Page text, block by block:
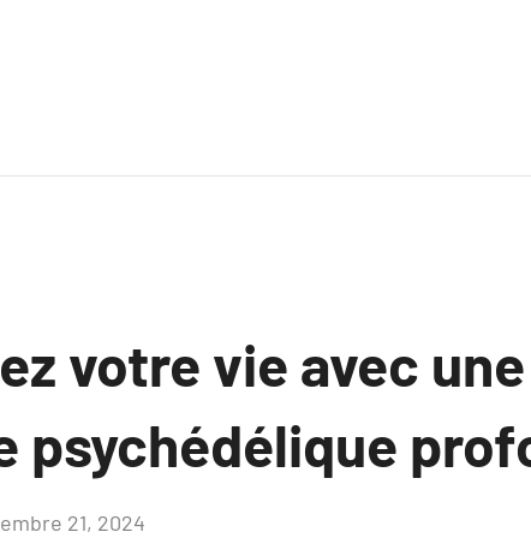
votre vie avec une
psychédélique
21, 2024